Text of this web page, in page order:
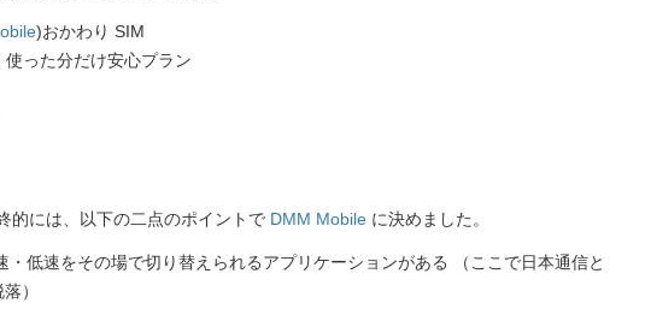
)おかわり SIM
った分だけ安心プラン
的には、以下の二点のポイントで DMM Mobile に決めました。
・低速をその場で切り替えられるアプリケーションがある （ここで日本通信と
）